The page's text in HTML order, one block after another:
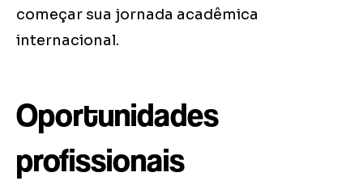
começar sua jornada acadêmica
internacional.
Oportunidades
profissionais